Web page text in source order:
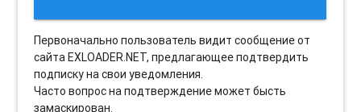
Первоначально пользователь видит сообщение от
сайта EXLOADER.NET, предлагающее подтвердить
подписку на свои уведомления.
Часто вопрос на подтверждение может бысть
замаскирован.